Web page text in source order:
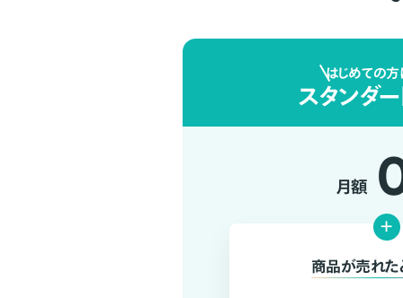
はじめての方
スタンダ
月額
+
商品が売れた